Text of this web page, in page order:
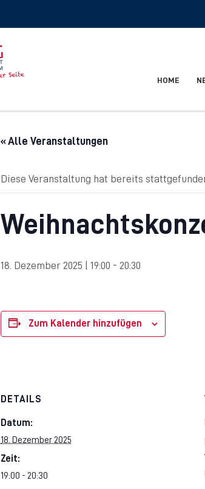
HOME
« Alle Veranstaltungen
Diese Veranstaltung hat bereits
18. Dezember 2025 | 19:00 - 20:30
Zum Kalender hinzufügen
DETAILS
Datum:
18. Dezember 2025
Zeit:
19:00 - 20:30